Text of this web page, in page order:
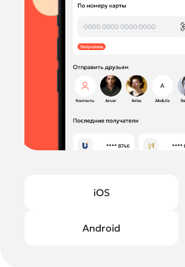
iOS
Android